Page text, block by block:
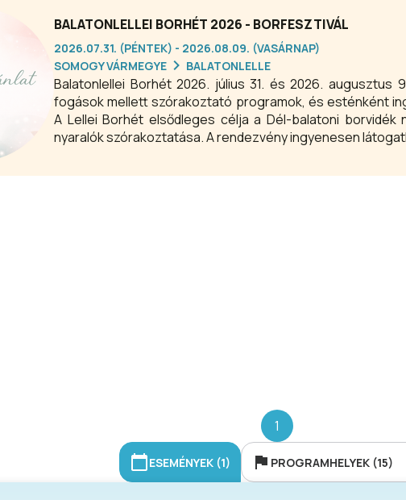
BALATONLELLEI BORHÉT 2026 - BORFESZTIVÁL
2026.07.31. (PÉNTEK) - 2026.08.09. (VASÁRNAP)
SOMOGY VÁRMEGYE
BALATONLELLE
Balatonlellei Borhét 2026. július 31. és 2026.
fogások mellett szórakoztató programok, és esténként
A Lellei Borhét elsődleges célja a Dél-balatoni
nyaralók szórakoztatása. A rendezvény ingyenesen
1
ESEMÉNYEK (1) PROGRAMHELYEK (15)